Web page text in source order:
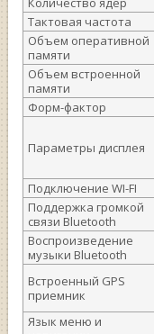
Тактовая частота
Объем оперативной
памяти
Объем встроенной
памяти
Форм-фактор
Параметры дисплея
Подключение WI-FI
Поддержка громкой
связи Bluetooth
Воспроизведение
музыки Bluetooth
Встроенный GPS
приемник
Язык меню и